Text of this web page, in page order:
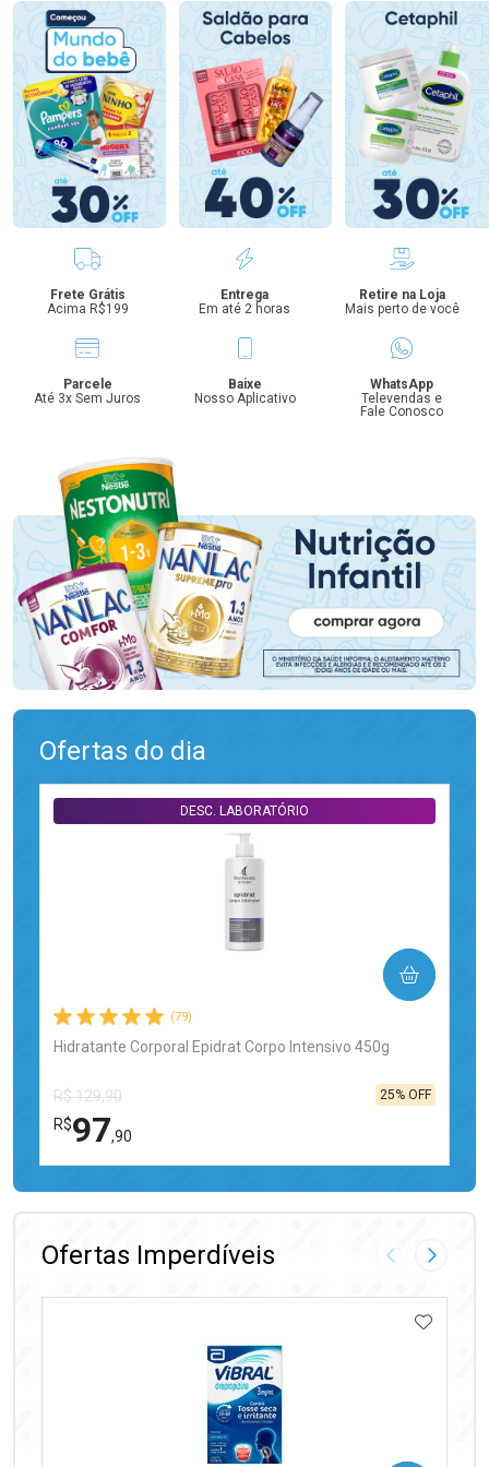
Benefícios
Frete Grátis
Acima R$199
Entrega
Em até 2 horas
Retire na Loja
Mais perto de você
Parcele
Até 3x Sem Juros
Baixe
Nosso Aplicativo
WhatsApp
Televendas e
Fale Conosco
Ofertas do dia
(79)
Hidratante Corporal Epidrat Corpo Intensivo 450g
DESC. LABORATÓRIO
R$ 129,90
R$97,90
25% OFF
COMPRAR
FECHAR
FECHAR
Ofertas Imperdíveis Imagem